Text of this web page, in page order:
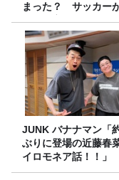
まった？ サッカー
金」に変わる仕組み
JUNK バナナマン「約３か月
ぶりに登場の近藤春
イロモネア話！！」